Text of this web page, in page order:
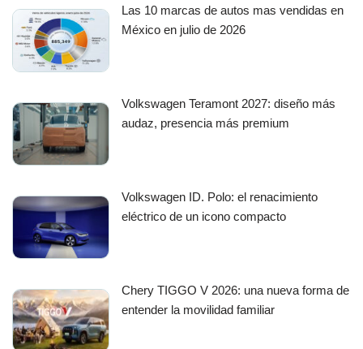
Las 10 marcas de autos mas vendidas en
México en julio de 2026
Volkswagen Teramont 2027: diseño más
audaz, presencia más premium
Volkswagen ID. Polo: el renacimiento
eléctrico de un icono compacto
Chery TIGGO V 2026: una nueva forma de
entender la movilidad familiar